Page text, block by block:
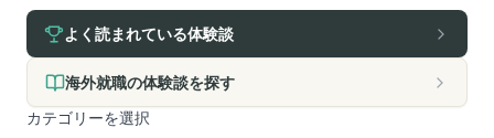
よく読まれている体験談
海外就職の体験談を探す
カテゴリーを選択